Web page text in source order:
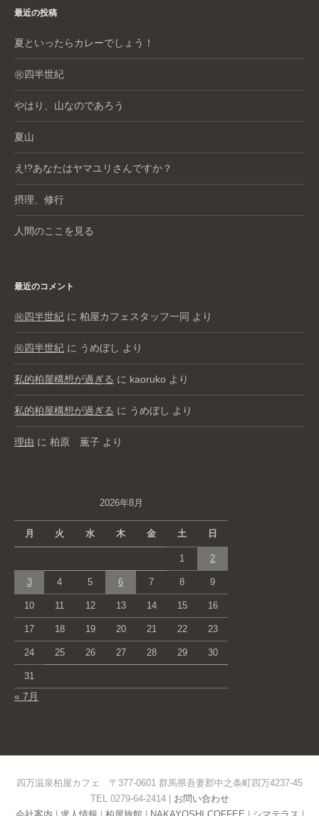
最近の投稿
夏といったらカレーでしょう！
㊗️四半世紀
やはり、山なのであろう
夏山
え!?あなたはヤマユリさんですか？
摂理、修行
人間のここを見る
最近のコメント
㊗️四半世紀 に 柏屋カフェスタッフ一同 より
㊗️四半世紀 に うめぼし より
私的柏屋構想が過ぎる に kaoruko より
私的柏屋構想が過ぎる に うめぼし より
理由 に 柏原 薫子 より
2026年8月
月 火 水 木 金 土 日
1 2
3 4 5 6 7 8 9
10 11 12 13 14 15 16
17 18 19 20 21 22 23
24 25 26 27 28 29 30
31
« 7月
四万温泉柏屋カフェ 〒377-0601 群馬県吾妻郡中之条町四万4237-45
TEL 0279-64-2414 | お問い合わせ